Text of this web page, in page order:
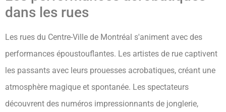
dans les rues
Les rues du Centre-Ville de Montréal s'animent avec des
performances époustouflantes. Les artistes de rue captivent
les passants avec leurs prouesses acrobatiques, créant une
atmosphère magique et spontanée. Les spectateurs
découvrent des numéros impressionnants de jonglerie,